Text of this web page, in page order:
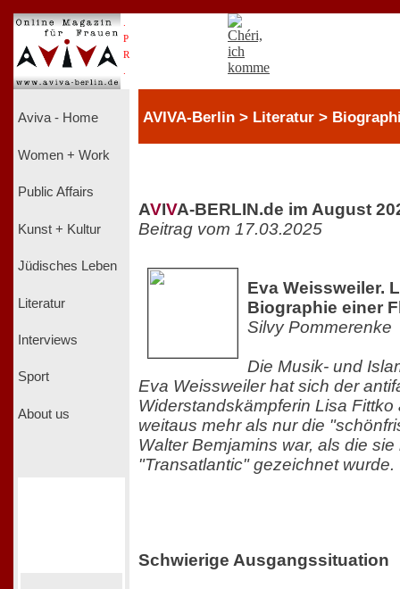
P
R
Aviva - Home
Women + Work
Public Affairs
Kunst + Kultur
Jüdisches Leben
Literatur
Interviews
Sport
About us
AVIVA-Berlin > Literatur >
AVIVA-BERLIN.de im August
Beitrag vom 17.03.2025
Eva Weissweiler.
Biographie einer
Silvy Pommerenke
Die Musik- und
Eva Weissweiler hat sich der
Widerstandskämpferin Lisa
weitaus mehr als nur die
Walter Bemjamins war, als die
"Transatlantic" gezeichnet wurde.
Schwierige Ausgangssituation